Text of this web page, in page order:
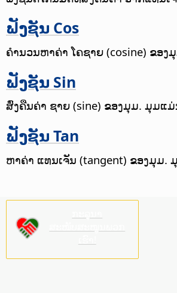
ຟັງຊັນ Cos
ຄຳນວນຫາຄ່າ ໂຄຊາຍ (cosine) ຂອ
ຟັງຊັນ Sin
ສົ່ງຄືນຄ່າ ຊາຍ (sine) ຂອງມຸມ. ມຸມແ
ຟັງຊັນ Tan
ຫາຄ່າ ແທນເຈັນ (tangent) ຂອງມຸມ.